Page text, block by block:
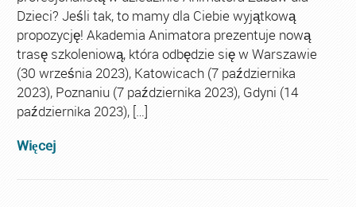
Dzieci? Jeśli tak, to mamy dla Ciebie wyjątkową
propozycję! Akademia Animatora prezentuje nową
trasę szkoleniową, która odbędzie się w Warszawie
(30 września 2023), Katowicach (7 października
2023), Poznaniu (7 października 2023), Gdyni (14
października 2023), […]
Więcej